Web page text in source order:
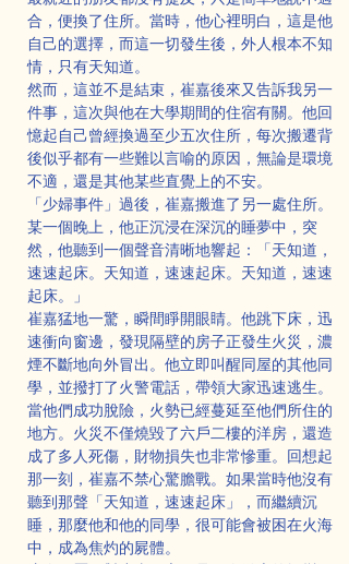
合，便換了住所。當時，他心裡明白，這是他
自己的選擇，而這一切發生後，外人根本不知
情，只有天知道。
然而，這並不是結束，崔嘉後來又告訴我另一
件事，這次與他在大學期間的住宿有關。他回
憶起自己曾經換過至少五次住所，每次搬遷背
後似乎都有一些難以言喻的原因，無論是環境
不適，還是其他某些直覺上的不安。
「少婦事件」過後，崔嘉搬進了另一處住所。
某一個晚上，他正沉浸在深沉的睡夢中，突
然，他聽到一個聲音清晰地響起：「天知道，
速速起床。天知道，速速起床。天知道，速速
起床。」
崔嘉猛地一驚，瞬間睜開眼睛。他跳下床，迅
速衝向窗邊，發現隔壁的房子正發生火災，濃
煙不斷地向外冒出。他立即叫醒同屋的其他同
學，並撥打了火警電話，帶領大家迅速逃生。
當他們成功脫險，火勢已經蔓延至他們所住的
地方。火災不僅燒毀了六戶二樓的洋房，還造
成了多人死傷，財物損失也非常慘重。回想起
那一刻，崔嘉不禁心驚膽戰。如果當時他沒有
聽到那聲「天知道，速速起床」，而繼續沉
睡，那麼他和他的同學，很可能會被困在火海
中，成為焦灼的屍體。